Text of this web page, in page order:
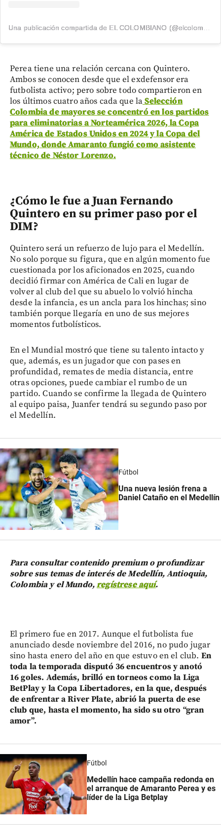
Perea tiene una relación cercana con Quintero.
Ambos se conocen desde que el exdefensor era
futbolista activo; pero sobre todo compartieron en
los últimos cuatro años cada que laSelección
Colombia de mayores se concentró en los partidos
para eliminatorias a Norteamérica 2026, la Copa
América de Estados Unidos en 2024 y la Copa del
Mundo, donde Amaranto fungió como asistente
técnico de Néstor Lorenzo.
¿Cómo le fue a Juan Fernando
Quintero en su primer paso por el
DIM?
Quintero será un refuerzo de lujo para el Medellín.
No solo porque su figura, que en algún momento fue
cuestionada por los aficionados en 2025, cuando
decidió firmar con América de Cali en lugar de
volver al club del que su abuelo lo volvió hincha
desde la infancia, es un ancla para los hinchas; sino
también porque llegaría en uno de sus mejores
momentos futbolísticos.
En el Mundial mostró que tiene su talento intacto y
que, además, es un jugador que con pases en
profundidad, remates de media distancia, entre
otras opciones, puede cambiar el rumbo de un
partido. Cuando se confirme la llegada de Quintero
al equipo paisa, Juanfer tendrá su segundo paso por
el Medellín.
Fútbol
Una nueva lesión frena a
Daniel Cataño en el Medellín
Para consultar contenido premium o profundizar
sobre sus temas de interés de Medellín, Antioquia,
Colombia y el Mundo,regístrese aquí.
El primero fue en 2017. Aunque el futbolista fue
anunciado desde noviembre del 2016, no pudo jugar
sino hasta enero del año en que estuvo en el club. En
toda la temporada disputó 36 encuentros y anotó
16 goles. Además, brilló en torneos como la Liga
BetPlay y la Copa Libertadores, en la que, después
de enfrentar a River Plate, abrió la puerta de ese
club que, hasta el momento, ha sido su otro “gran
amor”.
Fútbol
Medellín hace campaña redonda en
el arranque de Amaranto Perea y es
líder de la Liga Betplay